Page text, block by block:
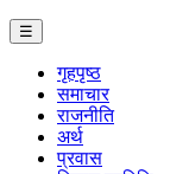
☰
गृहपृष्ठ
समाचार
राजनीति
अर्थ
प्रवास